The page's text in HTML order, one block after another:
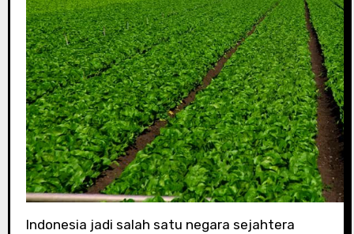
Indonesia jadi salah satu negara sejahtera